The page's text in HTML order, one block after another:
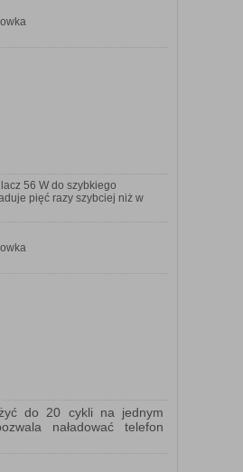
56 W do szybkiego
pięć razy szybciej niż w
do 20 cykli na jednym
naładować telefon